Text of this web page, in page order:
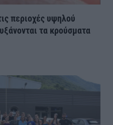
περιοχές υψηλού
τα κρούσματα